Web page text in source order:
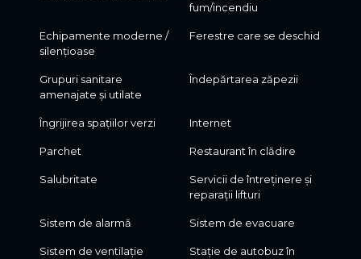
fum/incendiu
Echipamente moderne /
silențioase
Ferestre care se deschid
Grupuri sanitare
amenajate și utilate
Îndepărtarea zăpezii
Îngrijirea spațiilor verzi Internet
Parchet Restaurant în clădire
Salubritate
Servicii de întreținere și
reparații lifturi
Sistem de alarmă Sistem de evacuare
Sistem de ventilație
Stație de autobuz în